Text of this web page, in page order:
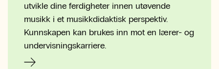
utvikle dine ferdigheter innen utøvende
musikk i et musikkdidaktisk perspektiv.
Kunnskapen kan brukes inn mot en lærer- og
undervisningskarriere.